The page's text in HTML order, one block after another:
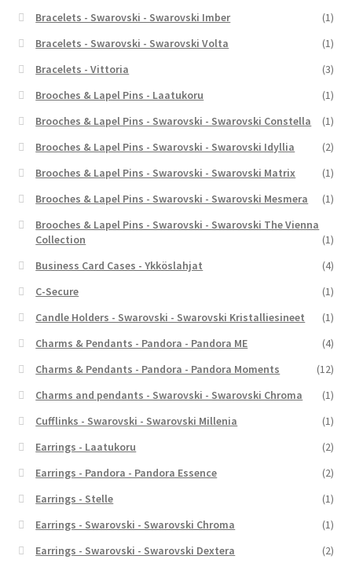
Bracelets - Swarovski - Swarovski Imber
(1)
Bracelets - Swarovski - Swarovski Volta
(1)
Bracelets - Vittoria
(3)
Brooches & Lapel Pins - Laatukoru
(1)
Brooches & Lapel Pins - Swarovski - Swarovski Constella
(1)
Brooches & Lapel Pins - Swarovski - Swarovski Idyllia
(2)
Brooches & Lapel Pins - Swarovski - Swarovski Matrix
(1)
Brooches & Lapel Pins - Swarovski - Swarovski Mesmera
(1)
Brooches & Lapel Pins - Swarovski - Swarovski The Vienna
Collection
(1)
Business Card Cases - Ykköslahjat
(4)
C-Secure
(1)
Candle Holders - Swarovski - Swarovski Kristalliesineet
(1)
Charms & Pendants - Pandora - Pandora ME
(4)
Charms & Pendants - Pandora - Pandora Moments
(12)
Charms and pendants - Swarovski - Swarovski Chroma
(1)
Cufflinks - Swarovski - Swarovski Millenia
(1)
Earrings - Laatukoru
(2)
Earrings - Pandora - Pandora Essence
(2)
Earrings - Stelle
(1)
Earrings - Swarovski - Swarovski Chroma
(1)
Earrings - Swarovski - Swarovski Dextera
(2)